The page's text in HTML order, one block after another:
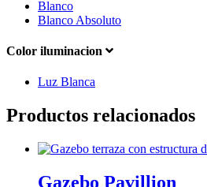
Blanco
Blanco Absoluto
Color iluminacion
Luz Blanca
Productos relacionados
Gazebo Pavillion